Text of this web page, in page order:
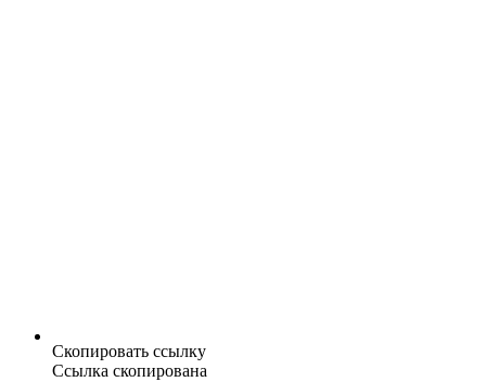
Скопировать ссылку
Ссылка скопирована